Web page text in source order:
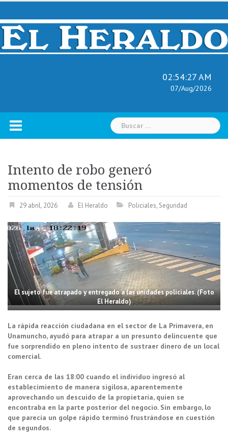
Skip
content
02:54:28 AM
07/Aug/2026
Buscar:
Intento de robo generó
momentos de tensión
29 abril, 2026 El Heraldo Policiales, Seguridad
El sujeto fue atrapado y entregado a las unidades policiales. (Foto
El Heraldo)
La rápida reacción ciudadana en el sector de La Primavera, en
Unamuncho, ayudó para atrapar a un presunto delincuente que
fue sorprendido en pleno intento de sustraer dinero de un local
comercial.
Eran cerca de las 18:00 cuando el individuo ingresó al
establecimiento de manera sigilosa, aparentemente
aprovechando un descuido de la propietaria, quien se
encontraba en la parte posterior del negocio. Sin embargo, lo
que parecía un golpe rápido terminó frustrándose en cuestión
de segundos.